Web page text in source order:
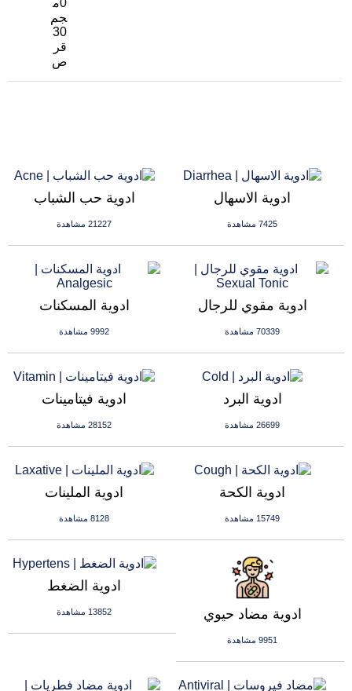
0م
جم
30
قر
ص
ادوية حب الشباب
21227 مشاهدة
ادوية الاسهال
7425 مشاهدة
ادوية المسكنات
9992 مشاهدة
ادوية مقوي للرجال
70339 مشاهدة
ادوية فيتامينات
28152 مشاهدة
ادوية البرد
26699 مشاهدة
ادوية الملينات
8128 مشاهدة
ادوية الكحة
15749 مشاهدة
ادوية الضغط
13852 مشاهدة ادوية مضاد حيوي
9951 مشاهدة